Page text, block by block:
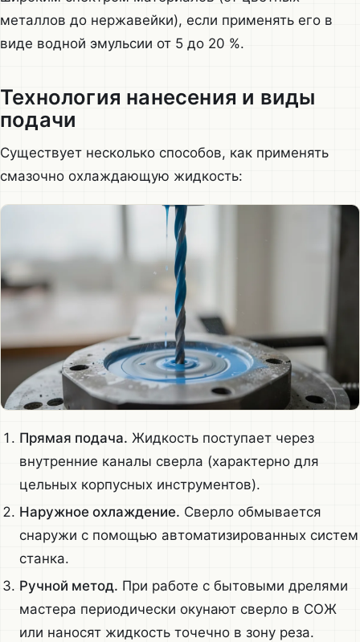
металлов до нержавейки), если применять его в
виде водной эмульсии от 5 до 20 %.
Технология нанесения и виды
подачи
Существует несколько способов, как применять
смазочно охлаждающую жидкость:
Прямая подача. Жидкость поступает через
внутренние каналы сверла (характерно для
цельных корпусных инструментов).
Наружное охлаждение. Сверло обмывается
снаружи с помощью автоматизированных систем
станка.
Ручной метод. При работе с бытовыми дрелями
мастера периодически окунают сверло в СОЖ
или наносят жидкость точечно в зону реза.